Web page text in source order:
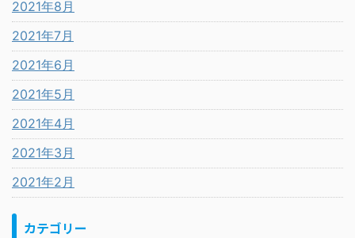
2021年8月
2021年7月
2021年6月
2021年5月
2021年4月
2021年3月
2021年2月
カテゴリー